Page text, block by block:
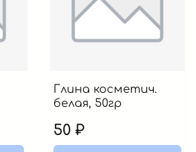
Глина косметич.
белая, 50гр
50 ₽